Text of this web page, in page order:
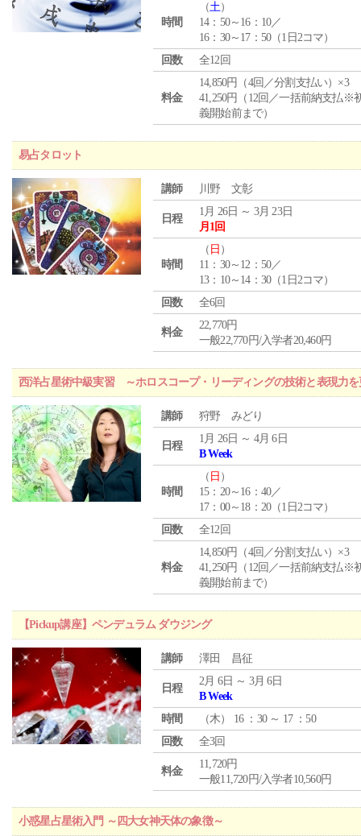
時間
（土）
14：50～16：10／
16：30～17：50（1日2コマ）
回数
全12回
料金
14,850円（4回／分割支払い）×3
41,250円（12回／一括前納支払※
義開始前まで）
易占タロット
講師 川野 文彰
日程
1月 26日 ～ 3月 23日
月1回
時間
（ 日 ）
11：30～12：50／
13：10～14：30（1日2コマ）
回数
全6回
料金
22,770円
一般22,770円/入学者20,460円
西洋占星術中級実習 ～ホロスコープ・リーディングの技術と表現力
講師 狩野 みどり
日程
1月 26日 ～ 4月 6日
B Week
時間
（ 日 ）
15：20～16：40／
17：00～18：20（1日2コマ）
回数
全12回
料金
14,850円（4回／分割支払い）×3
41,250円（12回／一括前納支払※
義開始前まで）
【Pickup講座】ペンデュラム ダウジング
講師 澤田 昌征
日程
2月 6日 ～ 3月 6日
B Week
時間
（木） 16 ：30 ～ 17 ：50
回数
全3回
料金
11,720円
一般11,720円/入学者10,560円
小惑星占星術入門 ～四大女神天体の象徴～